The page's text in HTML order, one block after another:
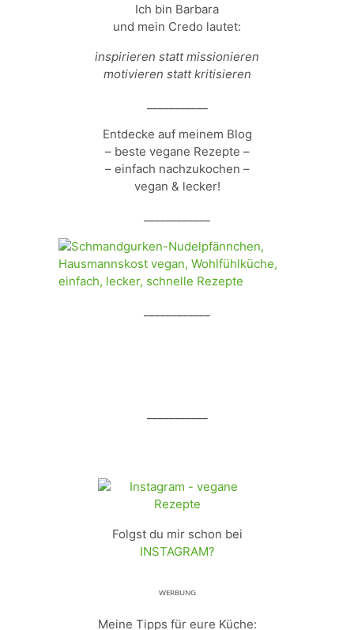
Ich bin Barbara
und mein Credo lautet:
inspirieren statt missionieren
motivieren statt kritisieren
Entdecke auf meinem Blog
– beste vegane Rezepte –
– einfach nachzukochen –
vegan & lecker!
Folgst du mir schon bei
INSTAGRAM?
ᵂᴱᴿᴮᵁᴺᴳ
Meine Tipps für eure Küche: